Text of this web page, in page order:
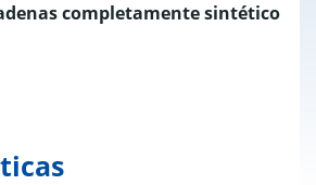
completamente sintético